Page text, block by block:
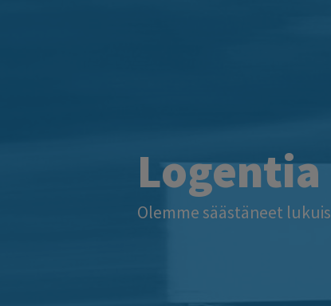
Logentia
Olemme säästäneet